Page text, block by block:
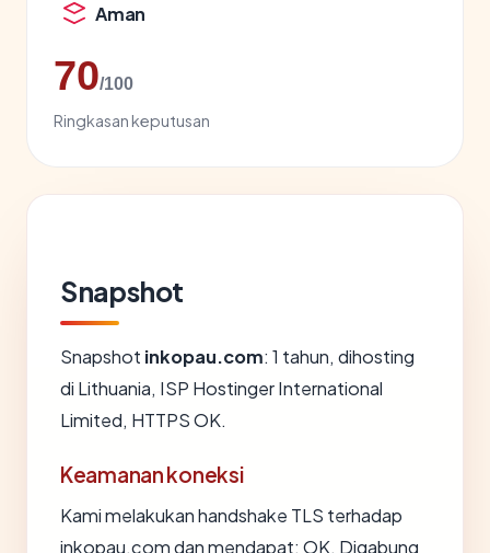
Aman
70/100
Ringkasan keputusan
Snapshot
Snapshot inkopau.com: 1 tahun, dihosting
di Lithuania, ISP Hostinger International
Limited, HTTPS OK.
Keamanan koneksi
Kami melakukan handshake TLS terhadap
inkopau.com dan mendapat: OK. Digabung